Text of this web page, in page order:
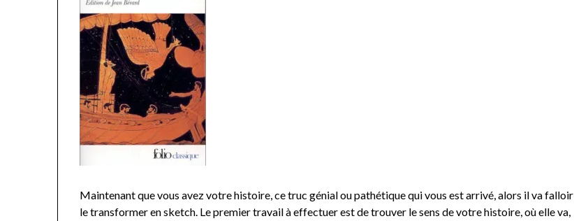
Maintenant que vous avez votre histoire, ce truc génial ou pathétique qui vous est arrivé, alors il va falloir
le transformer en sketch. Le premier travail à effectuer est de trouver le sens de votre histoire, où elle va,